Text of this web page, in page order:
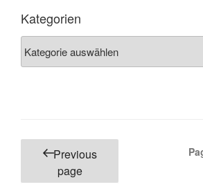
Kategorien
Posts
pagination
Previous
page